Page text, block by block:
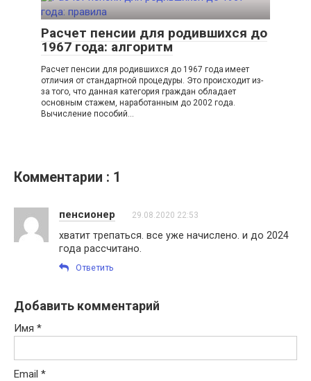
Расчет пенсии для родившихся до
1967 года: алгоритм
Расчет пенсии для родившихся до 1967 года имеет
отличия от стандартной процедуры. Это происходит из-
за того, что данная категория граждан обладает
основным стажем, наработанным до 2002 года.
Вычисление пособий…
Комментарии : 1
пенсионер 29.08.2020 22:53
хватит трепаться. все уже начислено. и до 2024
года рассчитано.
Ответить
Добавить комментарий
Имя *
Email *